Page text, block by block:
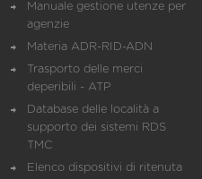
Manuale gestione utenze per
agenzie
Materia ADR-RID-ADN
Trasporto delle merci
deperibili - ATP
Database delle località a
supporto dei sistemi RDS
TMC
Elenco dispositivi di ritenuta